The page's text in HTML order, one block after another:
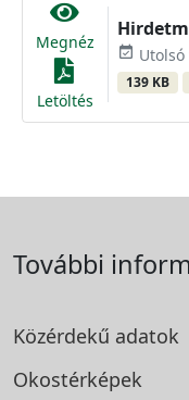
Megnéz
Letöltés
event_available
139 KB
További
Közérdekű adatok
Okostérképek